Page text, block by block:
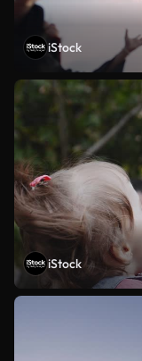
iStock
iStock